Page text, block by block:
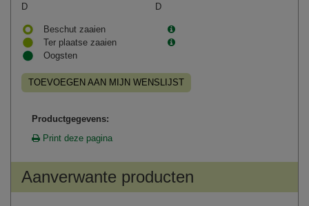
D
D
Beschut zaaien
Ter plaatse zaaien
Oogsten
TOEVOEGEN AAN MIJN WENSLIJST
Productgegevens:
Print deze pagina
Aanverwante producten